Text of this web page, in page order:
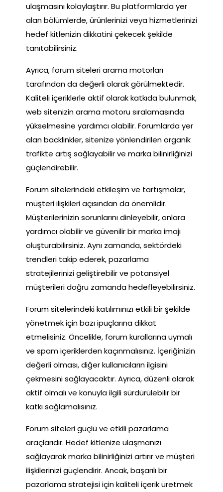
ulaşmasını kolaylaştırır. Bu platformlarda yer
alan bölümlerde, ürünlerinizi veya hizmetlerinizi
hedef kitlenizin dikkatini çekecek şekilde
tanıtabilirsiniz.
Ayrıca, forum siteleri arama motorları
tarafından da değerli olarak görülmektedir.
Kaliteli içeriklerle aktif olarak katkıda bulunmak,
web sitenizin arama motoru sıralamasında
yükselmesine yardımcı olabilir. Forumlarda yer
alan backlinkler, sitenize yönlendirilen organik
trafikte artış sağlayabilir ve marka bilinirliğinizi
güçlendirebilir.
Forum sitelerindeki etkileşim ve tartışmalar,
müşteri ilişkileri açısından da önemlidir.
Müşterilerinizin sorunlarını dinleyebilir, onlara
yardımcı olabilir ve güvenilir bir marka imajı
oluşturabilirsiniz. Aynı zamanda, sektördeki
trendleri takip ederek, pazarlama
stratejilerinizi geliştirebilir ve potansiyel
müşterileri doğru zamanda hedefleyebilirsiniz.
Forum sitelerindeki katılımınızı etkili bir şekilde
yönetmek için bazı ipuçlarına dikkat
etmelisiniz. Öncelikle, forum kurallarına uymalı
ve spam içeriklerden kaçınmalısınız. İçeriğinizin
değerli olması, diğer kullanıcıların ilgisini
çekmesini sağlayacaktır. Ayrıca, düzenli olarak
aktif olmalı ve konuyla ilgili sürdürülebilir bir
katkı sağlamalısınız.
Forum siteleri güçlü ve etkili pazarlama
araçlarıdır. Hedef kitlenize ulaşmanızı
sağlayarak marka bilinirliğinizi artırır ve müşteri
ilişkilerinizi güçlendirir. Ancak, başarılı bir
pazarlama stratejisi için kaliteli içerik üretmek